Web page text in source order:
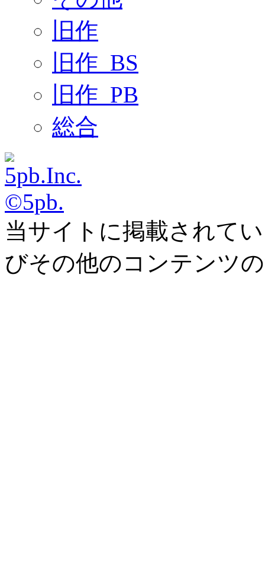
旧作
旧作_BS
旧作_PB
総合
©5pb.
当サイトに掲載されて
びその他のコンテンツ